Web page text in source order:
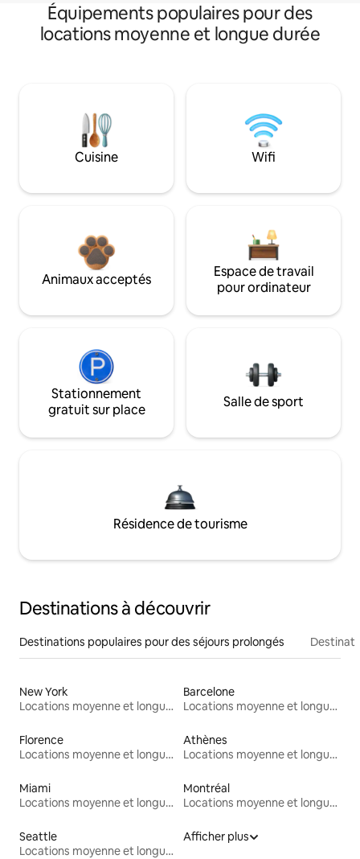
Équipements populaires pour des
locations moyenne et longue durée
Cuisine Wifi
Animaux acceptés
Espace de travail
pour ordinateur
Stationnement
gratuit sur place
Salle de sport
Résidence de tourisme
Destinations à découvrir
Destinations populaires pour des séjours prolongés
New York
Locations moyenne et longue durée
Barcelone
Locations moyenne et longue durée
Florence
Locations moyenne et longue durée
Athènes
Locations moyenne et longue durée
Miami
Locations moyenne et longue durée
Montréal
Locations moyenne et longue durée
Seattle
Locations moyenne et longue durée
Afficher plus